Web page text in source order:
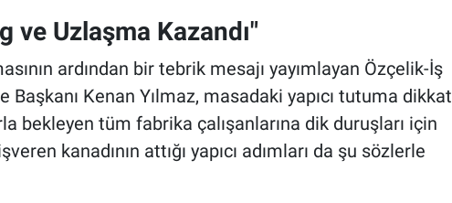
ve Uzlaşma Kazandı"
ardından bir tebrik mesajı yayımlayan Özçelik-İş
Başkanı Kenan Yılmaz, masadaki yapıcı tutuma dikkat
bekleyen tüm fabrika çalışanlarına dik duruşları için
kanadının attığı yapıcı adımları da şu sözlerle